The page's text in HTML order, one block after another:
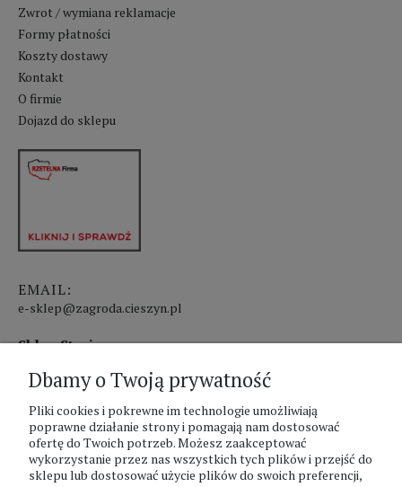
Zwrot / wymiana reklamacje
Formy płatności
Koszty dostawy
Kontakt
O firmie
Dojazd do sklepu
EMAIL:
e-sklep@zagroda.cieszyn.pl
Sklep Stacjonarny czynny:
pon.-pt. 8:00 - 17:00
sobota 8:00 - 13:00
PHU Zagroda A.Szlaur
ZAGRODA Centrum Ogrodnicze
Dbamy o Twoją prywatność
Pliki cookies i pokrewne im technologie umożliwiają
poprawne działanie strony i pomagają nam dostosować
ofertę do Twoich potrzeb. Możesz zaakceptować
wykorzystanie przez nas wszystkich tych plików i przejść do
sklepu lub dostosować użycie plików do swoich preferencji,